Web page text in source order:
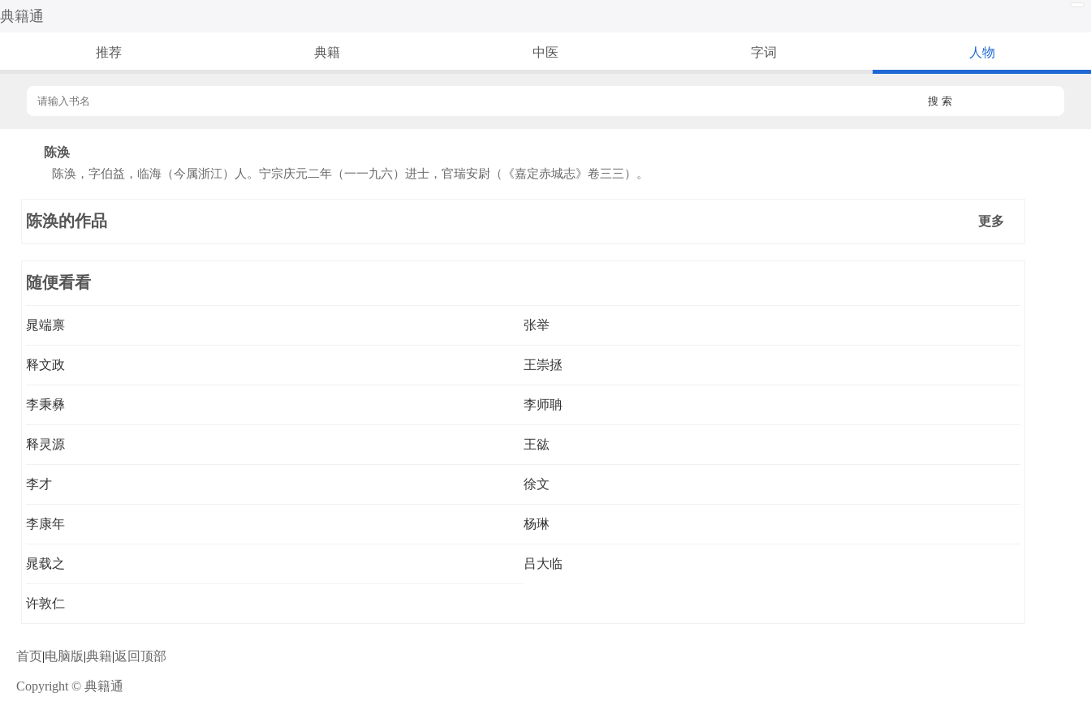
典籍通
推荐 典籍 中医 字词 人物
搜 索
陈涣
陈涣，字伯益，临海（今属浙江）人。宁宗庆元二年（一一九六）进士，官瑞安尉（《嘉定赤城志》卷三三）。
陈涣的作品 更多
随便看看
晁端禀 张举
释文政 王崇拯
李秉彝 李师聃
释灵源 王谹
李才 徐文
李康年 杨琳
晁载之 吕大临
许敦仁
首页|电脑版|典籍|返回顶部
Copyright © 典籍通